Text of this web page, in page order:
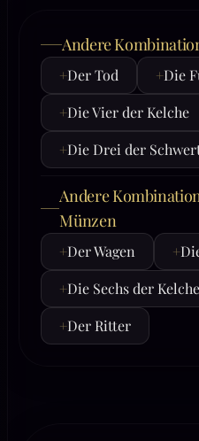
Andere
+Der Tod +Die
+Die Vier der Kelche
+Die Drei der
Andere
Münzen
+Der Wagen +
+Die Sechs der Kelche
+Der Ritter